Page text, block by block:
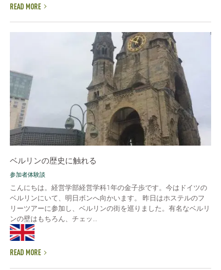
READ MORE
ベルリンの歴史に触れる
参加者体験談
こんにちは。経営学部経営学科1年の金子歩です。今はドイツの
ベルリンにいて、明日ボンへ向かいます。 昨日はホステルのフ
リーツアーに参加し、ベルリンの街を巡りました。有名なベルリ
ンの壁はもちろん、チェッ...
READ MORE